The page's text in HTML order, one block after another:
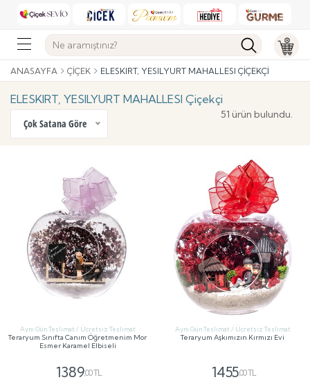
ANASAYFA ÇIÇEK ELESKIRT, YESILYURT MAHALLESI ÇIÇEKÇI
ELESKIRT, YESILYURT MAHALLESI Çiçekçi
Çok Satana Göre
51 ürün bulundu.
Aynı Gün Teslimat / Ücretsiz Teslimat
Teraryum Sınıfta Canım Öğretmenim Mor
Esmer Karamel Elbiseli
1389,00 TL
Aynı Gün Teslimat / Ücretsiz Teslimat
Teraryum Aşkımızın Kırmızı Evi
1455,00 TL